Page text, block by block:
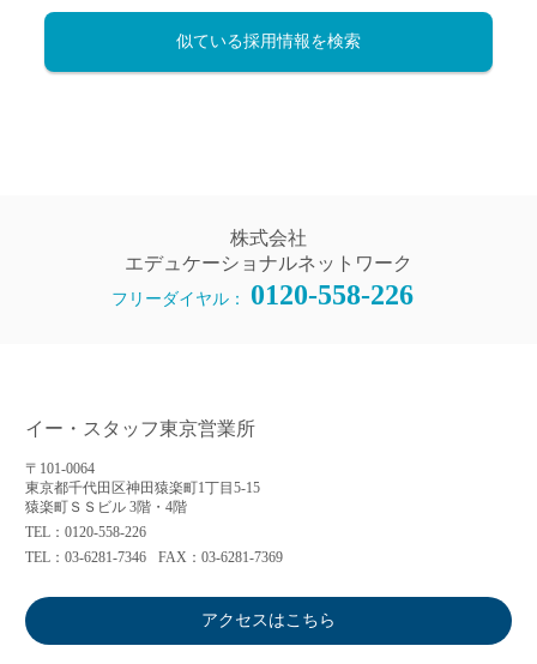
似ている採用情報を検索
株式会社
エデュケーショナルネットワーク
フリーダイヤル： 0120-558-226
イー・スタッフ東京営業所
〒101-0064
東京都千代田区神田猿楽町1丁目5-15
猿楽町ＳＳビル 3階・4階
TEL：0120-558-226
TEL：03-6281-7346
FAX：03-6281-7369
アクセスはこちら